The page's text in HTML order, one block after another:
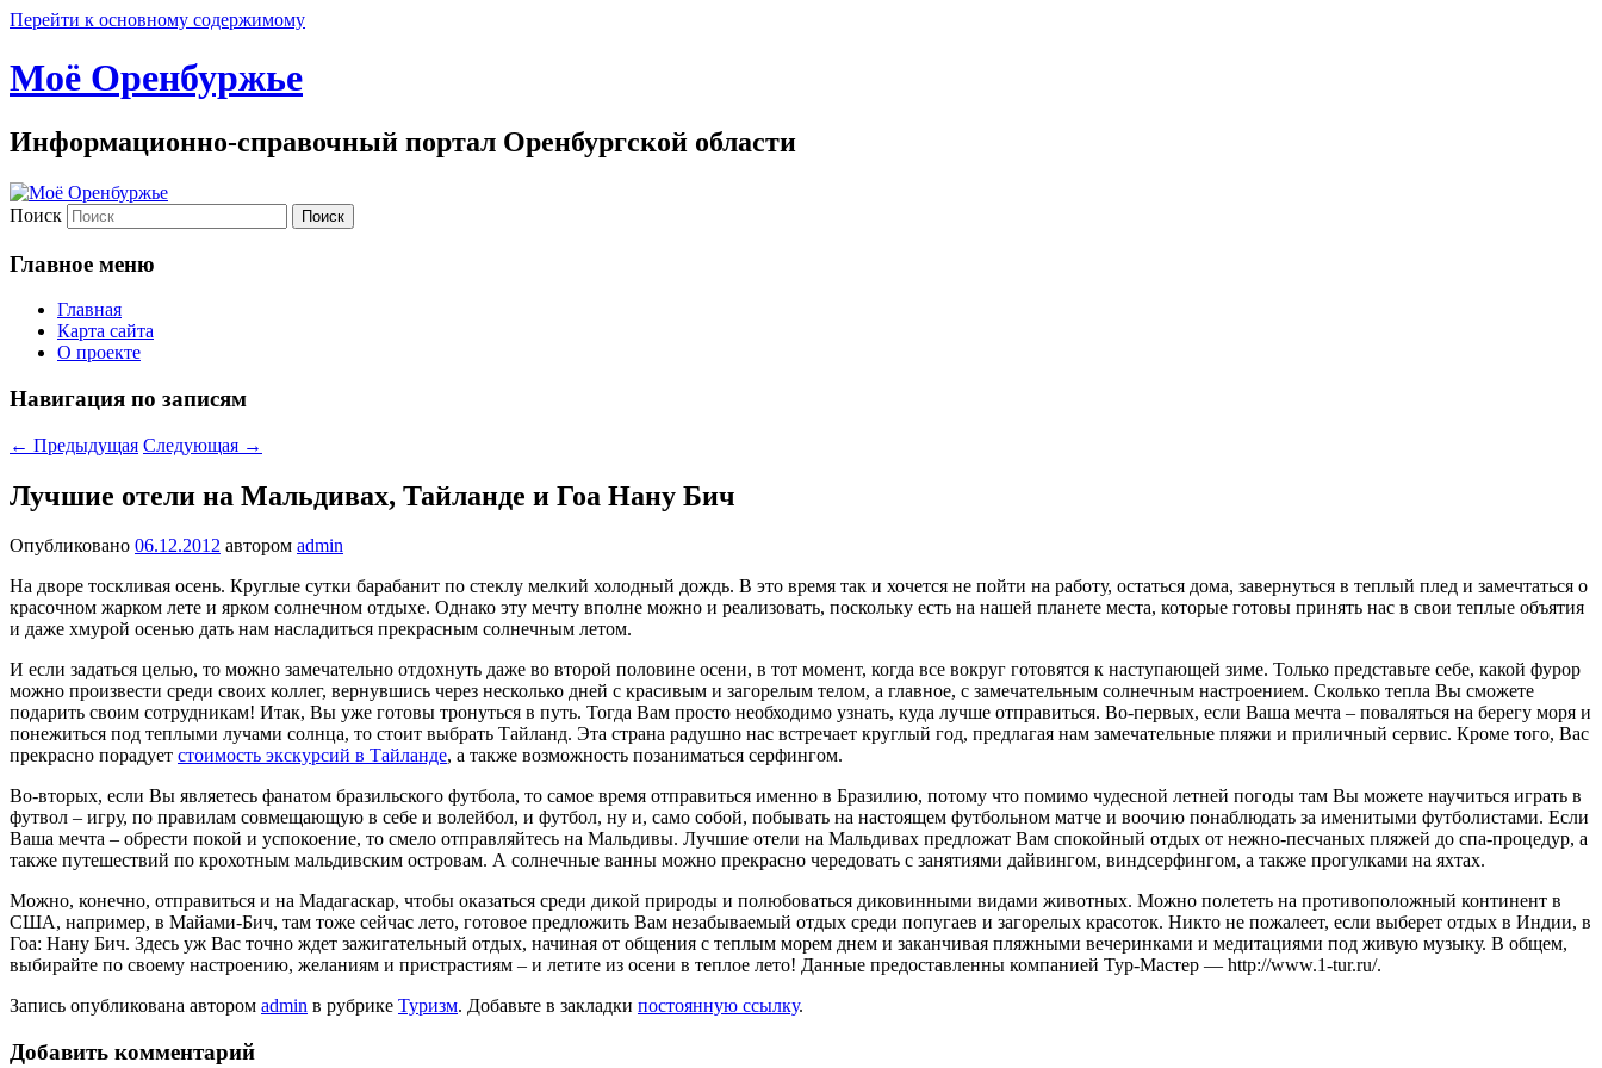
Перейти к основному содержимому
Моё Оренбуржье
Информационно-справочный портал Оренбургской области
Поиск
Главное меню
Главная
Карта сайта
О проекте
Навигация по записям
← Предыдущая Следующая →
Лучшие отели на Мальдивах, Тайланде и Гоа Нану Бич
Опубликовано 06.12.2012 автором admin
На дворе тоскливая осень. Круглые сутки барабанит по стеклу мелкий холодный дождь. В это время так и хочется не пойти на работу, остаться дома, завернуться в теплый плед и замечтаться о
красочном жарком лете и ярком солнечном отдыхе. Однако эту мечту вполне можно и реализовать, поскольку есть на нашей планете места, которые готовы принять нас в свои теплые объятия
и даже хмурой осенью дать нам насладиться прекрасным солнечным летом.
И если задаться целью, то можно замечательно отдохнуть даже во второй половине осени, в тот момент, когда все вокруг готовятся к наступающей зиме. Только представьте себе, какой фурор
можно произвести среди своих коллег, вернувшись через несколько дней с красивым и загорелым телом, а главное, с замечательным солнечным настроением. Сколько тепла Вы сможете
подарить своим сотрудникам! Итак, Вы уже готовы тронуться в путь. Тогда Вам просто необходимо узнать, куда лучше отправиться. Во-первых, если Ваша мечта – поваляться на берегу моря и
понежиться под теплыми лучами солнца, то стоит выбрать Тайланд. Эта страна радушно нас встречает круглый год, предлагая нам замечательные пляжи и приличный сервис. Кроме того, Вас
прекрасно порадует стоимость экскурсий в Тайланде, а также возможность позаниматься серфингом.
Во-вторых, если Вы являетесь фанатом бразильского футбола, то самое время отправиться именно в Бразилию, потому что помимо чудесной летней погоды там Вы можете научиться играть в
футвол – игру, по правилам совмещающую в себе и волейбол, и футбол, ну и, само собой, побывать на настоящем футбольном матче и воочию понаблюдать за именитыми футболистами. Если
Ваша мечта – обрести покой и успокоение, то смело отправляйтесь на Мальдивы. Лучшие отели на Мальдивах предложат Вам спокойный отдых от нежно-песчаных пляжей до спа-процедур, а
также путешествий по крохотным мальдивским островам. А солнечные ванны можно прекрасно чередовать с занятиями дайвингом, виндсерфингом, а также прогулками на яхтах.
Можно, конечно, отправиться и на Мадагаскар, чтобы оказаться среди дикой природы и полюбоваться диковинными видами животных. Можно полететь на противоположный континент в
США, например, в Майами-Бич, там тоже сейчас лето, готовое предложить Вам незабываемый отдых среди попугаев и загорелых красоток. Никто не пожалеет, если выберет отдых в Индии, в
Гоа: Нану Бич. Здесь уж Вас точно ждет зажигательный отдых, начиная от общения с теплым морем днем и заканчивая пляжными вечеринками и медитациями под живую музыку. В общем,
выбирайте по своему настроению, желаниям и пристрастиям – и летите из осени в теплое лето! Данные предоставленны компанией Тур-Мастер — http://www.1-tur.ru/.
Запись опубликована автором admin в рубрике Туризм. Добавьте в закладки постоянную ссылку.
Добавить комментарий